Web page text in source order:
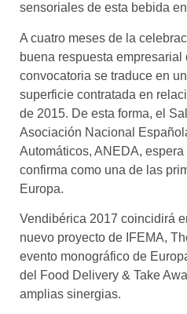
sensoriales de esta bebida
A cuatro meses de la
buena respuesta
convocatoria se traduce en
superficie contratada en
de 2015. De esta forma, el
Asociación Nacional
Automáticos, ANEDA,
confirma como una de las
Europa.
Vendibérica 2017 coincidirá
nuevo proyecto de IFEMA,
evento monográfico de
del Food Delivery & Take
amplias sinergias.